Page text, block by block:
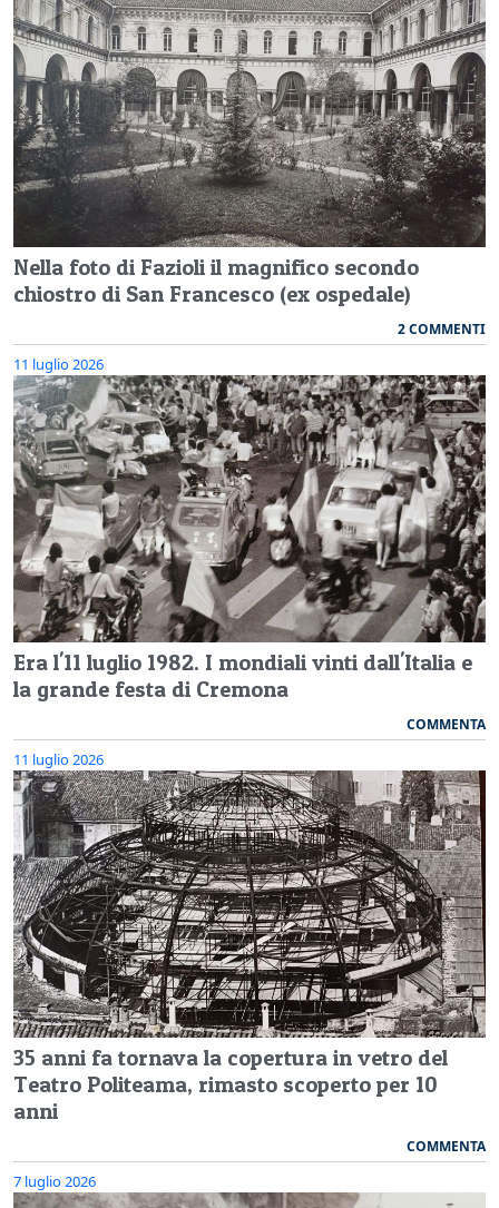
Nella foto di Fazioli il magnifico secondo
chiostro di San Francesco (ex ospedale)
2 COMMENTI
11 luglio 2026
Era l'11 luglio 1982. I mondiali vinti dall'Italia e
la grande festa di Cremona
COMMENTA
11 luglio 2026
35 anni fa tornava la copertura in vetro del
Teatro Politeama, rimasto scoperto per 10
anni
COMMENTA
7 luglio 2026